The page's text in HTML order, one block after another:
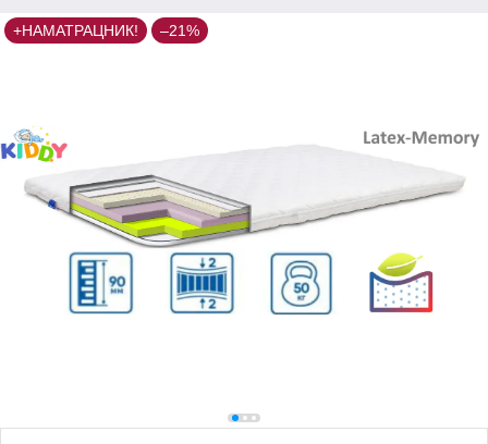
+НАМАТРАЦНИК! –21%